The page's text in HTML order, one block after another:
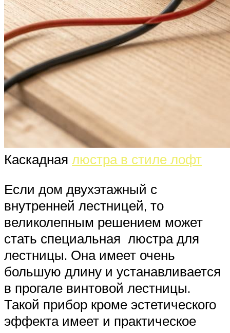
Каскадная люстра в стиле лофт
Если дом двухэтажный с
внутренней лестницей, то
великолепным решением может
стать специальная люстра для
лестницы. Она имеет очень
большую длину и устанавливается
в прогале винтовой лестницы.
Такой прибор кроме эстетического
эффекта имеет и практическое